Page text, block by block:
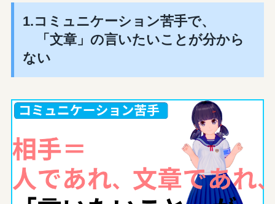
1.コミュニケーション苦手で、
「文章」の言いたいことが分から
ない